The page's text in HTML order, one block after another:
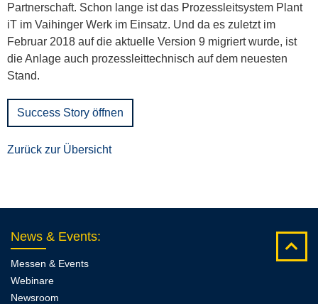
Partnerschaft. Schon lange ist das Prozessleitsystem Plant
iT im Vaihinger Werk im Einsatz. Und da es zuletzt im
Februar 2018 auf die aktuelle Version 9 migriert wurde, ist
die Anlage auch prozessleittechnisch auf dem neuesten
Stand.
Success Story öffnen
Zurück zur Übersicht
News & Events:
Messen & Events
Webinare
Newsroom